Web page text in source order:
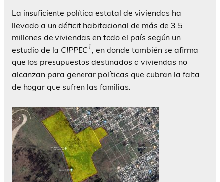
La insuficiente política estatal de viviendas ha
llevado a un déficit habitacional de más de 3.5
millones de viviendas en todo el país según un
estudio de la CIPPEC1 en donde también se afirma
que los presupuestos destinados a viviendas no
alcanzan para generar políticas que cubran la falta
de hogar que sufren las familias.